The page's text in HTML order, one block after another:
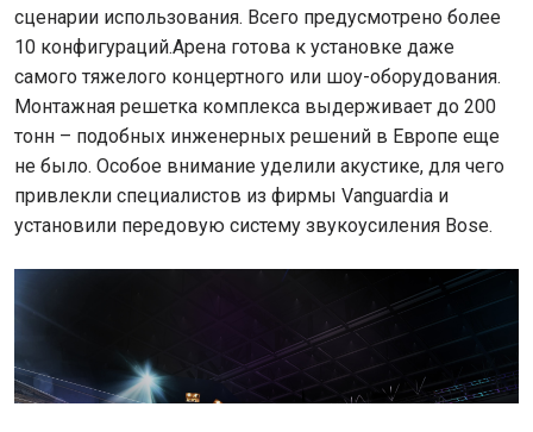
сценарии использования. Всего предусмотрено более
10 конфигураций.Арена готова к установке даже
самого тяжелого концертного или шоу-оборудования.
Монтажная решетка комплекса выдерживает до 200
тонн – подобных инженерных решений в Европе еще
не было. Особое внимание уделили акустике, для чего
привлекли специалистов из фирмы Vanguardia и
установили передовую систему звукоусиления Bose.